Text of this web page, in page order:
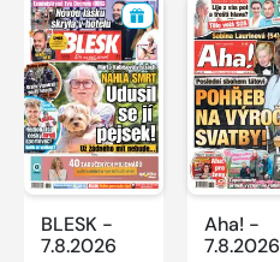
BLESK -
7.8.2026
Aha! -
7.8.2026